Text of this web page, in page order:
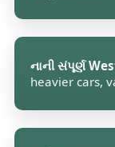
નાની સંપૂર્ણ
heavier cars,